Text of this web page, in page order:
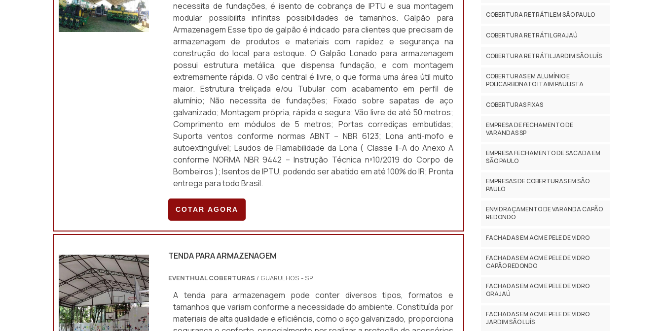
necessita de fundações, é isento de cobrança de IPTU e sua montagem
modular possibilita infinitas possibilidades de tamanhos. Galpão para
Armazenagem Esse tipo de galpão é indicado para clientes que precisam de
armazenagem de produtos e materiais com rapidez e segurança na
construção do local para estoque. O Galpão Lonado para armazenagem
possui estrutura metálica, que dispensa fundação, e com montagem
extremamente rápida. O vão central é livre, o que forma uma área útil muito
maior. Estrutura treliçada e/ou Tubular com acabamento em perfil de
alumínio; Não necessita de fundações; Fixado sobre sapatas de aço
galvanizado; Montagem própria, rápida e segura; Vão livre de até 50 metros;
Comprimento em módulos de 5 metros; Portas corrediças embutidas;
Suporta ventos conforme normas ABNT – NBR 6123; Lona anti-mofo e
autoextinguível; Laudos de Flamabilidade da Lona ( Classe ll-A do Anexo A
conforme NORMA NBR 9442 – Instrução Técnica nº10/2019 do Corpo de
Bombeiros ); Isentos de IPTU, podendo ser abatido em até 100% do IR; Pronta
entrega para todo Brasil.
COTAR AGORA
TENDA PARA ARMAZENAGEM
EVENTHUAL COBERTURAS / GUARULHOS - SP
A tenda para armazenagem pode conter diversos tipos, formatos e
tamanhos que variam conforme a necessidade do ambiente. Constituída por
materiais de alta qualidade e eficiência, como o aço galvanizado, proporciona
COBERTURA RETRÁTIL EM SÃO PAULO
COBERTURA RETRÁTIL GRAJAÚ
COBERTURA RETRÁTIL JARDIM SÃO LUÍS
COBERTURAS EM ALUMÍNIO E
POLICARBONATO ITAIM PAULISTA
COBERTURAS FIXAS
EMPRESA DE FECHAMENTO DE
VARANDAS SP
EMPRESA FECHAMENTO DE SACADA EM
SÃO PAULO
EMPRESAS DE COBERTURAS EM SÃO
PAULO
ENVIDRAÇAMENTO DE VARANDA CAPÃO
REDONDO
FACHADAS EM ACM E PELE DE VIDRO
FACHADAS EM ACM E PELE DE VIDRO
CAPÃO REDONDO
FACHADAS EM ACM E PELE DE VIDRO
GRAJAÚ
FACHADAS EM ACM E PELE DE VIDRO
JARDIM SÃO LUÍS